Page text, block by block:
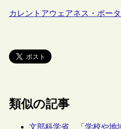
カレントアウェアネス・ポー
類似の記事
文部科学省、「学校や地